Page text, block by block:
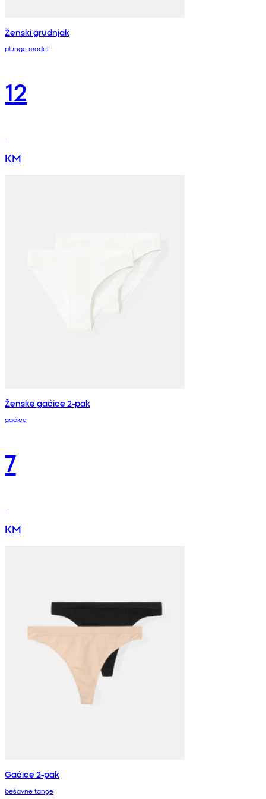
Ženski grudnjak
plunge model
12
KM
Ženske gaćice 2-pak
gaćice
7
KM
Gaćice 2-pak
bešavne tange